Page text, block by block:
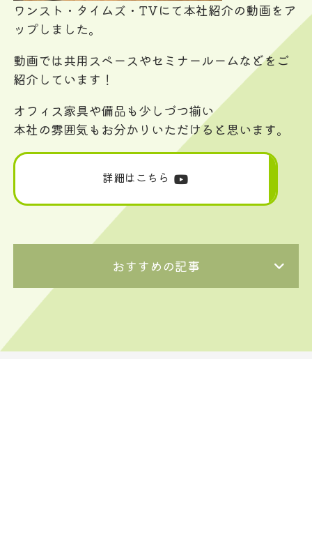
ワンスト・タイムズ・TVにて本社紹介の動画をア
ップしました。
動画では共用スペースやセミナールームなどをご
紹介しています！
オフィス家具や備品も少しづつ揃い
本社の雰囲気もお分かりいただけると思います。
詳細はこちら
おすすめの記事